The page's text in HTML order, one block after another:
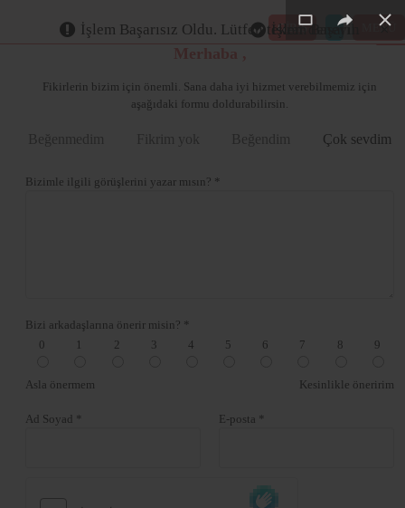
MENÜ
GİRİŞ
Fikirlerin bizim için önemli. Sana daha iyi hizmet verebilmemiz için
aşağıdaki formu doldurabilirsin.
Beğenmedim Fikrim yok Beğendim Çok sevdim
Bizimle ilgili görüşlerini yazar mısın? *
Bizi arkadaşlarına önerir misin? *
0
1 2 3 4 5 6 7 8 9
Asla önermem Kesinlikle öneririm
Ad Soyad * E-posta *
×
×
×
İşlem Başarılı ×
İşlem Başarısız Oldu. Lütfen tekrar deneyin ×